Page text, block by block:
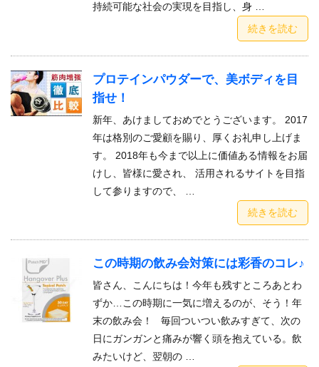
持続可能な社会の実現を目指し、身 …
続きを読む
プロテインパウダーで、美ボディを目
指せ！
新年、あけましておめでとうございます。 2017
年は格別のご愛顧を賜り、厚くお礼申し上げま
す。 2018年も今まで以上に価値ある情報をお届
けし、皆様に愛され、 活用されるサイトを目指
して参りますので、 …
続きを読む
この時期の飲み会対策には彩香のコレ♪
皆さん、こんにちは！今年も残すところあとわ
ずか…この時期に一気に増えるのが、そう！年
末の飲み会！ 毎回ついつい飲みすぎて、次の
日にガンガンと痛みが響く頭を抱えている。飲
みたいけど、翌朝の …